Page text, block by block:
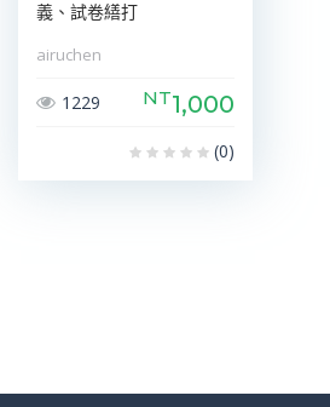
義、試卷繕打
airuchen
1229 NT1,000
(0)